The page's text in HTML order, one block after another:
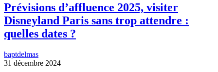
Prévisions d’affluence 2025, visiter
Disneyland Paris sans trop attendre :
quelles dates ?
baptdelmas
31 décembre 2024